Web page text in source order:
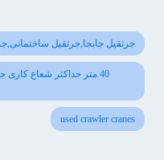
جرثقیل جابجا,جرثقیل
40 متر حداکثر شعاع کاری
used crawler cranes